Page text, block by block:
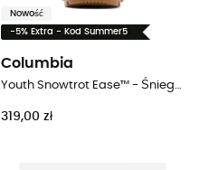
Nowość
-5% Extra - Kod Summer5
Columbia
Youth Snowtrot Ease™ - Śniegowce dla dzieci
319,00 zł